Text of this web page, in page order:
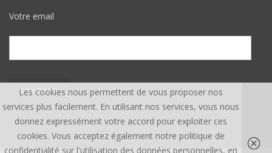
Votre email
Les cookies nous permettent de vous proposer nos
services plus facilement. En utilisant nos services, vous nous
donnez expressément votre accord pour exploiter ces
cookies. Vous acceptez également notre politique de
confidentialité sur l'utilisation des données personnelles, en